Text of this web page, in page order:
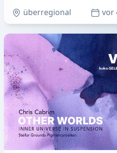
überregional
vor